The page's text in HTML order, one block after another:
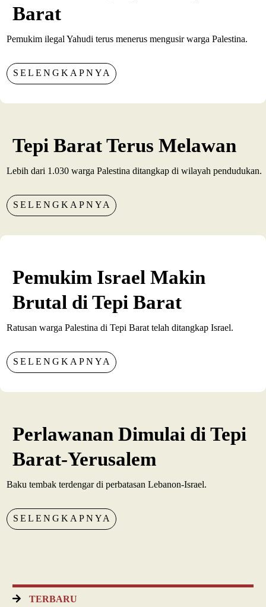
Barat
Pemukim ilegal Yahudi terus menerus mengusir warga Palestina.
SELENGKAPNYA
Tepi Barat Terus Melawan
Lebih dari 1.030 warga Palestina ditangkap di wilayah pendudukan.
SELENGKAPNYA
Pemukim Israel Makin
Brutal di Tepi Barat
Ratusan warga Palestina di Tepi Barat telah ditangkap Israel.
SELENGKAPNYA
Perlawanan Dimulai di Tepi
Barat-Yerusalem
Baku tembak terdengar di perbatasan Lebanon-Israel.
SELENGKAPNYA
TERBARU